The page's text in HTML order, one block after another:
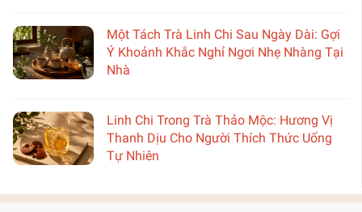
Một Tách Trà Linh Chi Sau Ngày Dài: Gợi
Ý Khoảnh Khắc Nghỉ Ngơi Nhẹ Nhàng Tại
Nhà
Linh Chi Trong Trà Thảo Mộc: Hương Vị
Thanh Dịu Cho Người Thích Thức Uống
Tự Nhiên